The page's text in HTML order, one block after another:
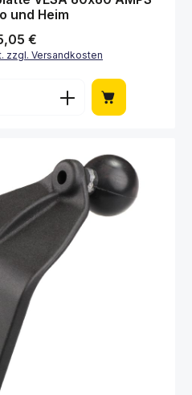
und Heim
Preis:
€
zzgl. Versandkosten
Gib den gewünschten